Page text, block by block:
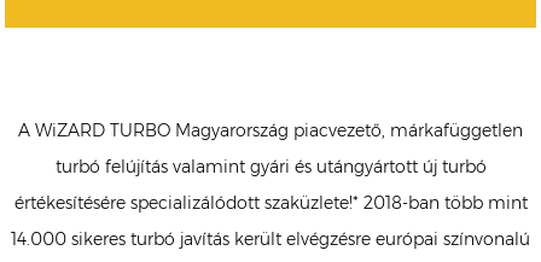
A WiZARD TURBO Magyarország piacvezető, márkafüggetlen
turbó felújítás valamint gyári és utángyártott új turbó
értékesítésére specializálódott szaküzlete!* 2018-ban több mint
14.000 sikeres turbó javítás került elvégzésre európai színvonalú